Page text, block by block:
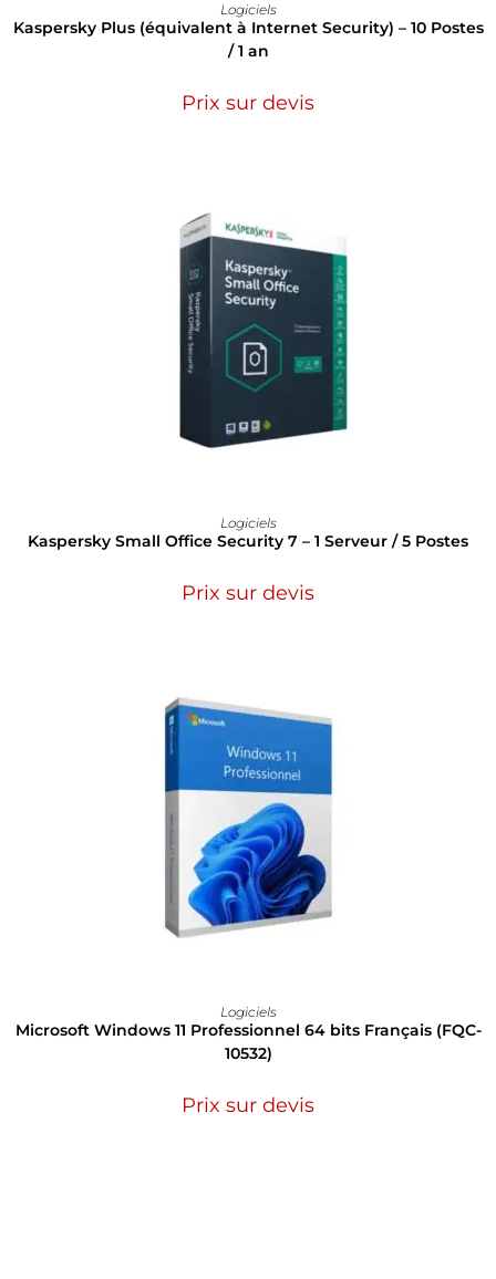
Logiciels
Kaspersky Plus (équivalent à Internet Security) – 10 Postes
/ 1 an
Prix sur devis
Logiciels
Kaspersky Small Office Security 7 – 1 Serveur / 5 Postes
Prix sur devis
Logiciels
Microsoft Windows 11 Professionnel 64 bits Français (FQC-
10532)
Prix sur devis